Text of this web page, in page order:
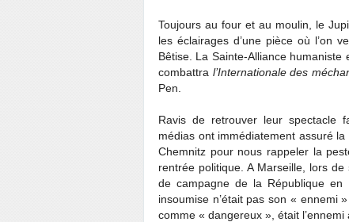
Toujours au four et au moulin, le
les éclairages d’une pièce où l’on
Bêtise. La Sainte-Alliance
combattra l’Internationale des
Pen.
Ravis de retrouver leur spectacle
médias ont immédiatement assuré
Chemnitz pour nous rappeler la
rentrée politique. A Marseille, lors
de campagne de la République
insoumise n’était pas son « ennemi
comme « dangereux », était l’ennemi